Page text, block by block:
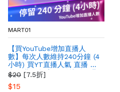
MART01
【買YouTube增加直播人
數】每次人數維持240分鐘 (4
小時) 買YT直播人氣 直播 最
多人購買 提高YT影片粉絲曝
光量
$20 [7.5折]
$15